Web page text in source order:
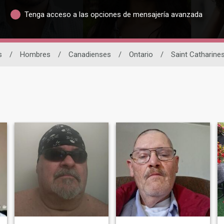
Tenga acceso a las opciones de mensajería avanzada
/ Hombres / Canadienses / Ontario / Saint